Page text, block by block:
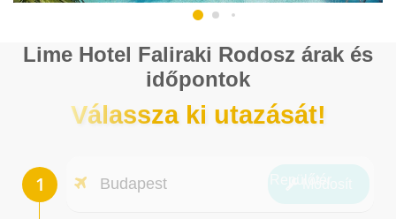
Lime Hotel Faliraki Rodosz árak és
időpontok
Válassza ki utazását!
Budapest